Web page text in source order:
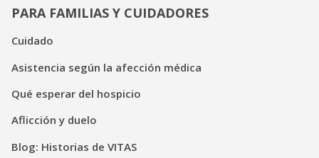
PARA FAMILIAS Y CUIDADORES
Cuidado
Asistencia según la afección médica
Qué esperar del hospicio
Aflicción y duelo
Blog: Historias de VITAS